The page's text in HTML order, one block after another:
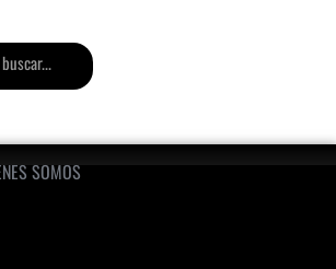
SOMOS